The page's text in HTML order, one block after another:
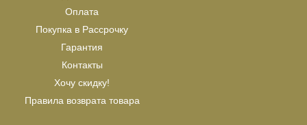
Оплата
Покупка в Рассрочку
Гарантия
Контакты
Хочу скидку!
Правила возврата товара